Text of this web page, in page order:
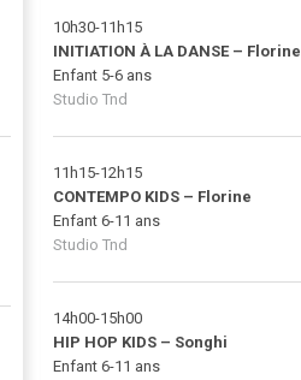
10h30-11h15
INITIATION À LA DANSE – Florine
Enfant 5-6 ans
Studio Tnd
11h15-12h15
CONTEMPO KIDS – Florine
Enfant 6-11 ans
Studio Tnd
14h00-15h00
HIP HOP KIDS – Songhi
Enfant 6-11 ans